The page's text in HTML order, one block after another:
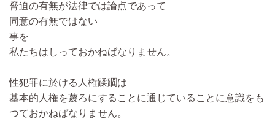
脅迫の有無が法律では論点であって
同意の有無ではない
事を
私たちはしっておかねばなりません。
性犯罪に於ける人権蹂躙は
基本的人権を蔑ろにすることに通じていることに意識をも
つておかねばなりません。